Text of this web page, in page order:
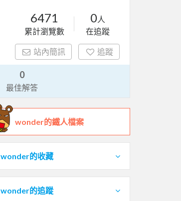
6471
累計瀏覽數
0人
在追蹤
站內簡訊 追蹤
0
最佳解答
wonder的鐵人檔案
wonder的收藏
wonder的追蹤